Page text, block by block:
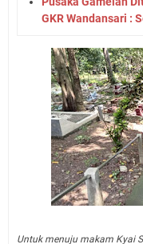
GKR Wandansari :
Untuk menuju makam Kyai